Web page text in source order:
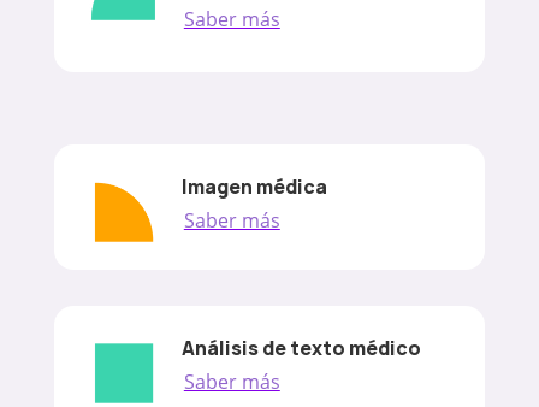
Saber más
Imagen médica
Saber más
Análisis de texto médico
Saber más